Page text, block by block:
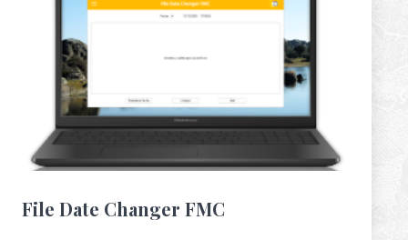
File Date Changer FMC